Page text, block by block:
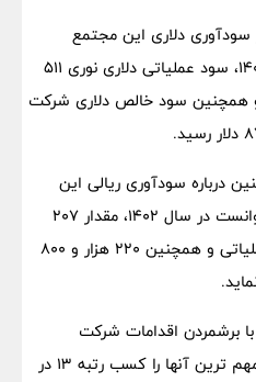
دلاری این مجتمع
پرداخت و گفت: در سال مالی ۱۴۰۲، سود عملیاتی دلاری نوری ‌۵۱۱
هزار و ۱۲۴ دلار، و همچنین سود خالص دلاری شرکت
درباره سودآوری ریالی این
مجتمع نیز اظهار داشت: نوری توانست در سال ۱۴۰۲، مقدار ۲۰۷
هزار و ۳۳۱ میلیارد ریال سود عملیاتی و همچنین ۲۲۰ هزار و ۸۰۰
برشمردن اقدامات شرکت
پتروشیمی نوری در سال ۱۴۰۲، مهم ترین آنها را کسب رتبه ۱۳ در